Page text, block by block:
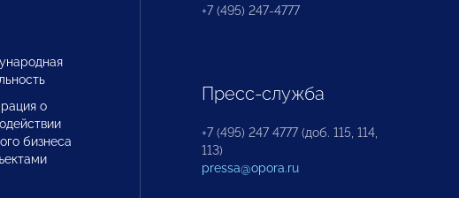
о
бизнеса
+7 (495) 247-4777
Пресс-служба
+7 (495) 247 4777 (доб. 115, 114,
113)
pressa@opora.ru